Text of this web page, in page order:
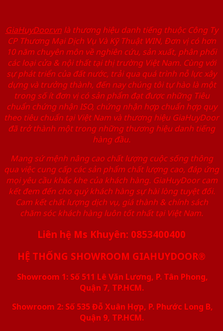
GiaHuyDoor.vnlà thương hiệu danh tiếng thuộc Công Ty
CP Thương Mại Dịch Vụ Và Kỹ Thuật WIN, Đơn vị có hơn
10 năm chuyên môn về nghiên cứu, sản xuất, phân phối
các loại cửa & nội thất tại thị trường Việt Nam. Cùng với
sự phát triển của đất nước, trải qua quá trình nỗ lực xây
dựng và trưởng thành, đến nay chúng tôi tự hào là một
trong số ít đơn vị có sản phẩm đạt được những Tiêu
chuẩn chứng nhận ISO, chứng nhận hợp chuẩn hợp quy
theo tiêu chuẩn tại Việt Nam và thương hiệu GiaHuyDoor
đã trở thành một trong những thương hiệu danh tiếng
hàng đầu.
Mang sứ mệnh nâng cao chất lượng cuộc sống thông
qua việc cung cấp các sản phẩm chất lượng cao, đáp ứng
mọi yêu cầu khắc khe của khách hàng. GiaHuyDoor cam
kết đem đến cho quý khách hàng sự hài lòng tuyệt đối.
Cam kết chất lượng dịch vụ, giá thành & chính sách
chăm sóc khách hàng luôn tốt nhất tại Việt Nam.
Liên hệ Ms Khuyên: 0853400400
HỆ THỐNG SHOWROOM GIAHUYDOOR®
Showroom 1: Số 511 Lê Văn Lương, P. Tân Phong,
Quận 7, TP.HCM.
Showroom 2: Số 535 Đỗ Xuân Hợp, P. Phước Long B,
Quận 9, TP.HCM.